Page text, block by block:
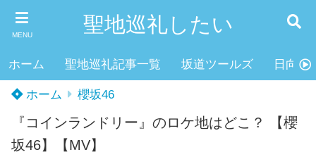
MENU 聖地巡礼したい
ホーム 聖地巡礼記事一覧 坂道ツールズ 日向坂
ホーム 櫻坂46
『コインランドリー』のロケ地はどこ？ 【櫻
坂46】【MV】